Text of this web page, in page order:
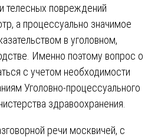
телесных повреждений
а процессуально значимое
в уголовном,
Именно поэтому вопрос о
с учетом необходимости
Уголовно-процессуального
здравоохранения.
речи москвичей, с